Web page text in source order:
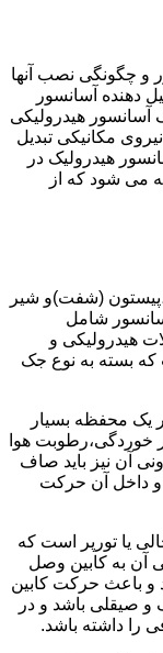
و چگونگی نصب آنها
دهنده آسانسور
هیدرولیکی
مکانیکی تبدیل
هیدرولیک در
می شود که از
(شفت)و شیر
شامل
هیدرولیکی و
بسته به نوع جک
یک محفظه بسیار
خوردگی،رطوبت هوا
آن نیز باید صاف
و داخل آن حرکت
یا تورپر است که
آن به کابین وصل
و باعث حرکت کابین
صیقلی باشد و در
را داشته باشد.